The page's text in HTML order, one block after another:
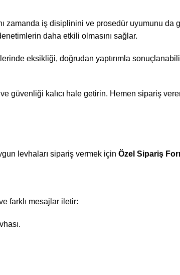
zamanda iş disiplinini ve prosedür uyumunu da
daha etkili olmasını sağlar.
eksikliği, doğrudan yaptırımla
güvenliği kalıcı hale getirin. Hemen sipariş
levhaları sipariş vermek için Özel Sipariş
farklı mesajlar iletir: